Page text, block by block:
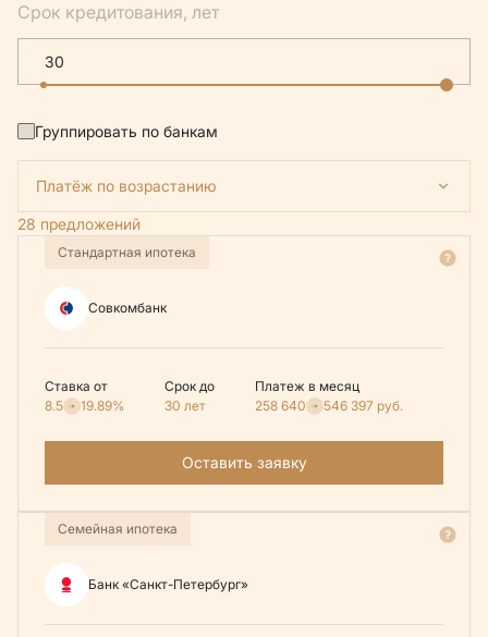
Срок кредитования, лет
Группировать по банкам
Платёж по возрастанию
28 предложений
Стандартная ипотека
Совкомбанк
Ставка от
8.5
19.89%
Срок до
30 лет
Платеж в месяц
258 640
546 397 руб.
Оставить заявку
Семейная ипотека
Банк «Санкт-Петербург»